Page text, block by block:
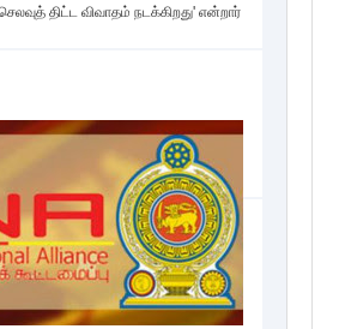
திட்ட விவாதம் நடக்கிறது' என்றார்